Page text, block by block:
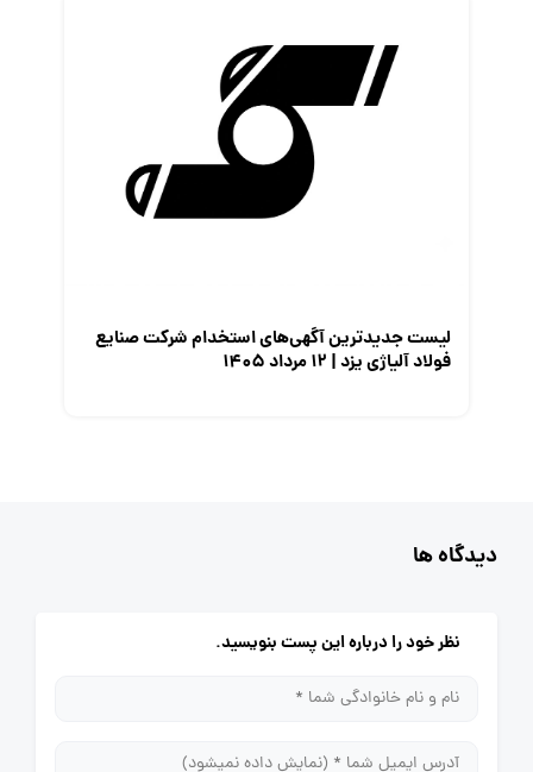
لیست جدیدترین آگهی‌های استخدام شرکت صنایع
فولاد آلیاژی یزد | ۱۲ مرداد ۱۴۰۵
دیدگاه ها
نظر خود را درباره این پست بنویسید.